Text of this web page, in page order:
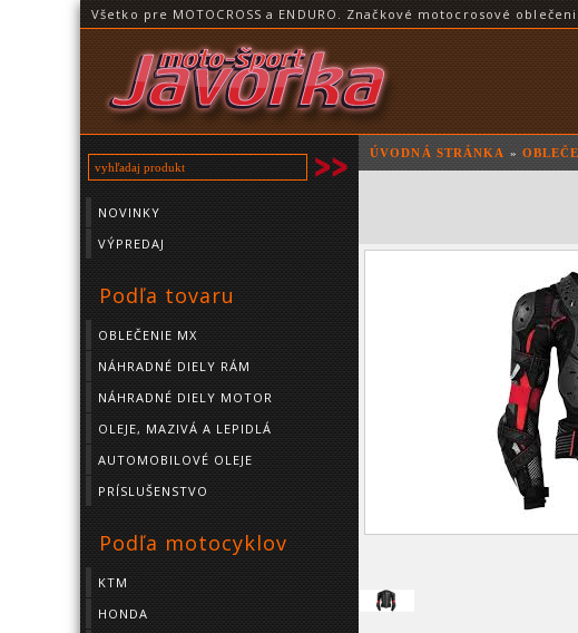
Všetko pre MOTOCROSS a ENDURO. Značkové motocrosové
NOVINKY
VÝPREDAJ
Podľa tovaru
OBLEČENIE MX
NÁHRADNÉ DIELY RÁM
NÁHRADNÉ DIELY MOTOR
OLEJE, MAZIVÁ A LEPIDLÁ
AUTOMOBILOVÉ OLEJE
PRÍSLUŠENSTVO
Podľa motocyklov
KTM
HONDA
ÚVODNÁ STRÁNKA »